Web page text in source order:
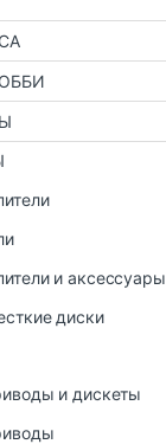
и аксессуары
диски
и дискеты